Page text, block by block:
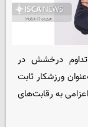
تداوم درخشش در
ورزشکار ثابت
به رقابت‌های